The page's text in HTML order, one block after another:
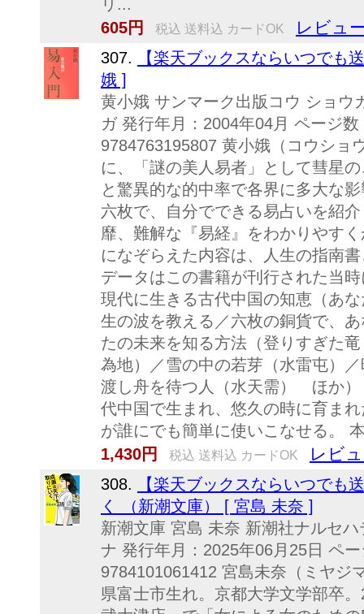
リ...
605円
税込 送料込 カードOK レビュ
307.
【楽天ブックスならいつでも
娥 ]
黄小娥 サンマーク出版コウ ショウ
ガ 発行年月：2004年04月 ページ
9784763195807 黄小娥（コウショ
に、「謎の美人易者」として彗星
と驚異的な的中率で各界に多大な
六枚で、自分でできる易占いを紹
靡、難解な『易経』をわかりやす
になぞらえた内容は、人生の指南
データはこの書籍が刊行された当
現代に生きる古代中国の知恵（あ
生の波を教える／六枚の銅貨で、
たの未来を知る方法（登りすぎた
為地）／雪の中の若芽（水雷屯）
渡し舟を待つ人（水天需） ほか）
代中国で生まれ、悠久の時に育ま
が誰にでも簡単に使いこなせる。
1,430円
税込 送料込 カードOK レビ
308.
【楽天ブックスならいつでも
く （新潮文庫） [ 宮島 未奈 ]
新潮文庫 宮島 未奈 新潮社ナルセ
ナ 発行年月：2025年06月25日 ペ
9784101061412 宮島未奈（ミヤジ
県富士市生れ。京都大学文学部卒